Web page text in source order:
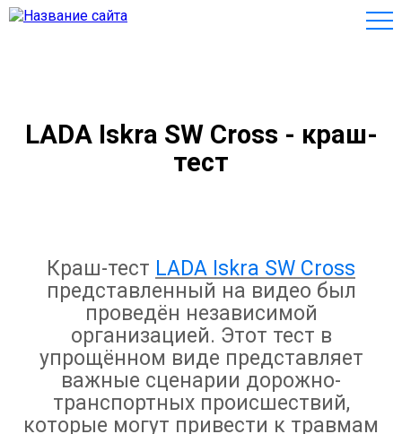
LADA Iskra SW Cross - краш-
тест
Краш-тест LADA Iskra SW Cross
представленный на видео был
проведён независимой
организацией. Этот тест в
упрощённом виде представляет
важные сценарии дорожно-
транспортных происшествий,
которые могут привести к травмам